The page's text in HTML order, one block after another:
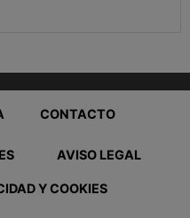
CONTACTO
AVISO LEGAL
Y COOKIES